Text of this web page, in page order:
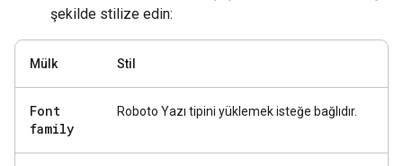
şekilde stilize edin:
Mülk Stil
Font
family
Roboto Yazı tipini yüklemek isteğe bağlıdır.